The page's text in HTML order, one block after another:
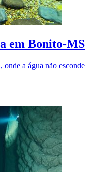
em Bonito-MS
a água não esconde